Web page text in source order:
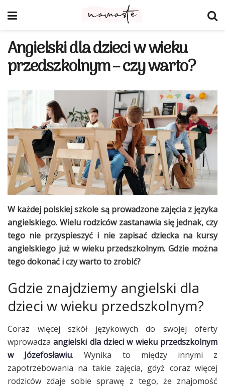
Angielski dla dzieci w wieku
przedszkolnym – czy warto?
W każdej polskiej szkole są prowadzone zajęcia z języka
angielskiego. Wielu rodziców zastanawia się jednak, czy
tego nie przyspieszyć i nie zapisać dziecka na kursy
angielskiego już w wieku przedszkolnym. Gdzie można
tego dokonać i czy warto to zrobić?
Gdzie znajdziemy angielski dla
dzieci w wieku przedszkolnym?
Coraz więcej szkół językowych do swojej oferty
wprowadzaangielski dla dzieci w wieku przedszkolnym
w Józefosławiu. Wynika to między innymi z
zapotrzebowania na takie zajęcia, gdyż coraz więcej
rodziców zdaje sobie sprawę z tego, że znajomość